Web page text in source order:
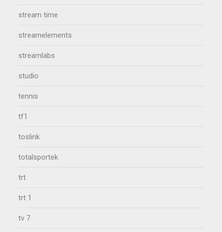
stream time
streamelements
streamlabs
studio
tennis
tf1
toslink
totalsportek
trt
trt 1
tv 7